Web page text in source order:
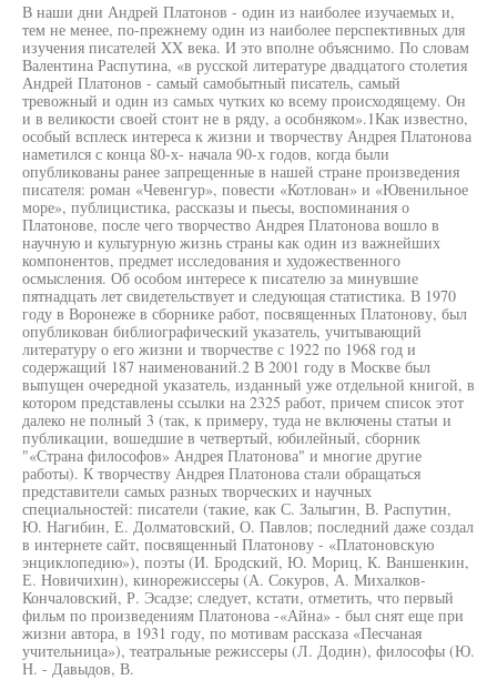
В наши дни Андрей Платонов - один из наиболее изучаемых и,
тем не менее, по-прежнему один из наиболее перспективных для
изучения писателей XX века. И это вполне объяснимо. По словам
Валентина Распутина, «в русской литературе двадцатого столетия
Андрей Платонов - самый самобытный писатель, самый
тревожный и один из самых чутких ко всему происходящему. Он
и в великости своей стоит не в ряду, а особняком».1Как известно,
особый всплеск интереса к жизни и творчеству Андрея Платонова
наметился с конца 80-х- начала 90-х годов, когда были
опубликованы ранее запрещенные в нашей стране произведения
писателя: роман «Чевенгур», повести «Котлован» и «Ювенильное
море», публицистика, рассказы и пьесы, воспоминания о
Платонове, после чего творчество Андрея Платонова вошло в
научную и культурную жизнь страны как один из важнейших
компонентов, предмет исследования и художественного
осмысления. Об особом интересе к писателю за минувшие
пятнадцать лет свидетельствует и следующая статистика. В 1970
году в Воронеже в сборнике работ, посвященных Платонову, был
опубликован библиографический указатель, учитывающий
литературу о его жизни и творчестве с 1922 по 1968 год и
содержащий 187 наименований.2 В 2001 году в Москве был
выпущен очередной указатель, изданный уже отдельной книгой, в
котором представлены ссылки на 2325 работ, причем список этот
далеко не полный 3 (так, к примеру, туда не включены статьи и
публикации, вошедшие в четвертый, юбилейный, сборник
"«Страна философов» Андрея Платонова" и многие другие
работы). К творчеству Андрея Платонова стали обращаться
представители самых разных творческих и научных
специальностей: писатели (такие, как С. Залыгин, В. Распутин,
Ю. Нагибин, Е. Долматовский, О. Павлов; последний даже создал
в интернете сайт, посвященный Платонову - «Платоновскую
энциклопедию»), поэты (И. Бродский, Ю. Мориц, К. Ваншенкин,
Е. Новичихин), кинорежиссеры (А. Сокуров, А. Михалков-
Кончаловский, Р. Эсадзе; следует, кстати, отметить, что первый
фильм по произведениям Платонова -«Айна» - был снят еще при
жизни автора, в 1931 году, по мотивам рассказа «Песчаная
учительница»), театральные режиссеры (Л. Додин), философы (Ю.
Н. - Давыдов, В.